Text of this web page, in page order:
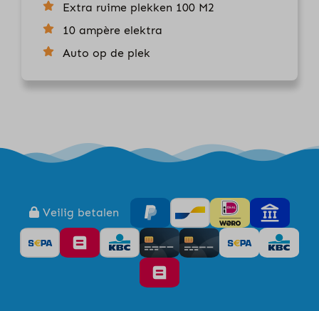
Extra ruime plekken 100 M2
10 ampère elektra
Auto op de plek
Veilig betalen